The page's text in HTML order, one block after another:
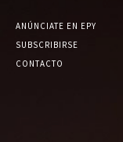
ANÚNCIATE EN EPY
SUBSCRIBIRSE
CONTACTO